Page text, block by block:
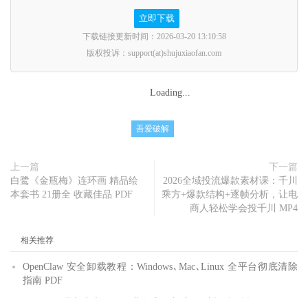
立即下载
下载链接更新时间：2026-03-20 13:10:58
版权投诉：support(at)shujuxiaofan.com
Loading...
吾爱破解
上一篇
白鹭《金瓶梅》连环画 精品绘
本套书 21册全 收藏佳品 PDF
下一篇
2026全域投流爆款素材课：千川
乘方+爆款结构+逐帧分析，让电
商人轻松学会投千川 MP4
相关推荐
OpenClaw 安全卸载教程：Windows､Mac､Linux 全平台彻底清除
指南 PDF